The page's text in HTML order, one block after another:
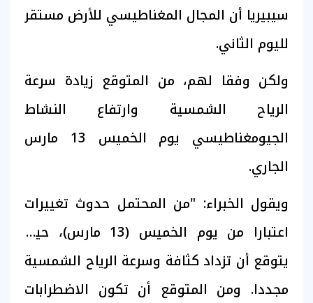
سيبيريا أن المجال المغناطيسي للأرض مستقر
لليوم الثاني.
ولكن وفقا لهم، من المتوقع زيادة سرعة
الرياح الشمسية وارتفاع النشاط
الجيومغناطيسي يوم الخميس 13 مارس
الجاري.
ويقول الخبراء: "من المحتمل حدوث تغييرات
اعتبارا من يوم الخميس (13 مارس)، حيث
يتوقع أن تزداد كثافة وسرعة الرياح الشمسية
مجددا. ومن المتوقع أن تكون الاضطرابات